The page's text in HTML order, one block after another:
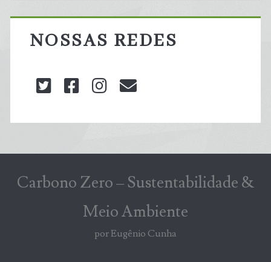
NOSSAS REDES
twitterfacebookinstagram
Carbono Zero – Sustentabilidade &
Meio Ambiente
por Eugênio Cunha